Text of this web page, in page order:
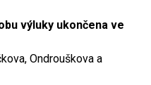
výluky ukončena ve
Ondrouškova a